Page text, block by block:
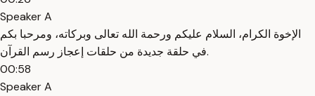
Speaker A
الإخوة الكرام، السلام عليكم ورحمة الله تعالى وبركاته، ومرحبا بكم
في حلقة جديدة من حلقات إعجاز رسم القرآن.
00:58
Speaker A